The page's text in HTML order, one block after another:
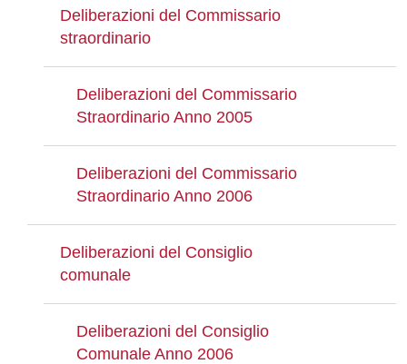
Deliberazioni del Commissario
straordinario
Deliberazioni del Commissario
Straordinario Anno 2005
Deliberazioni del Commissario
Straordinario Anno 2006
Deliberazioni del Consiglio
comunale
Deliberazioni del Consiglio
Comunale Anno 2006